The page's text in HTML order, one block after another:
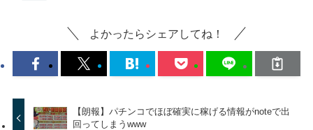
よかったらシェアしてね！
【朗報】パチンコでほぼ確実に稼げる情報がnoteで出
回ってしまうwww